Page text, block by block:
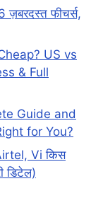
फीचर्स,
US vs
& Full
Guide and
for You?
Vi किस
डिटेल)